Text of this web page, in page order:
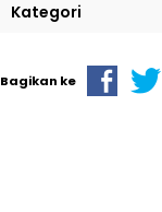
Kategori
Bagikan ke